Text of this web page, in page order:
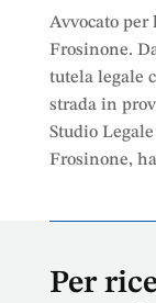
Avvocato
Frosinone.
tutela legale
strada in
Studio
Frosinone,
Per